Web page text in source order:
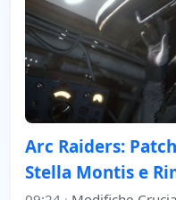
Arc Raiders:
Stella Montis e